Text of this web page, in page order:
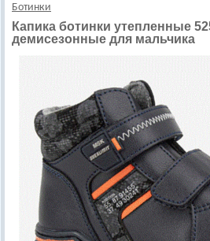
Ботинки
Капика ботинки утепленные
демисезонные для мальчика